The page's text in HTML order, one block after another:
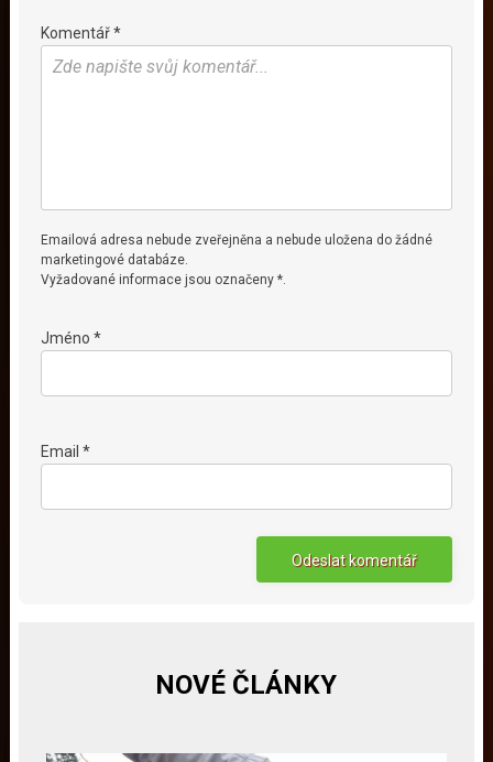
Komentář *
Emailová adresa nebude zveřejněna a nebude uložena do žádné
marketingové databáze.
Vyžadované informace jsou označeny *.
Jméno *
Email *
NOVÉ ČLÁNKY